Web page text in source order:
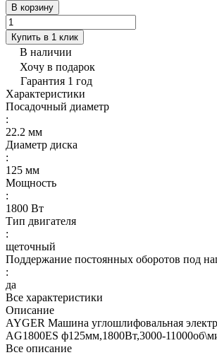
В корзину
Купить в 1 клик
В наличии
Хочу в подарок
Гарантия 1 год
Характеристики
Посадочный диаметр
:
22.2 мм
Диаметр диска
:
125 мм
Мощность
:
1800 Вт
Тип двигателя
:
щеточный
Поддержание постоянных оборотов под
:
да
Все характеристики
Описание
AYGER Машина углошлифовальная
AG1800ES ф125мм,1800Вт,3000-
Все описание